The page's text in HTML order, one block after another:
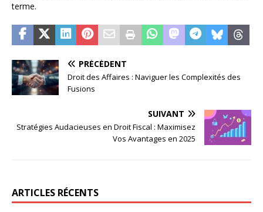
terme.
PRÉCÉDENT
Droit des Affaires : Naviguer les Complexités des
Fusions
SUIVANT
Stratégies Audacieuses en Droit Fiscal : Maximisez
Vos Avantages en 2025
ARTICLES RÉCENTS